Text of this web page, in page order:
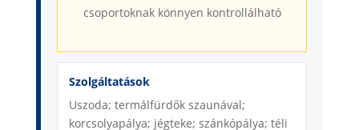
csoportoknak könnyen kontrollálható
Szolgáltatások
Uszoda; termálfürdők szaunával;
korcsolyapálya; jégteke; szánkópálya; téli